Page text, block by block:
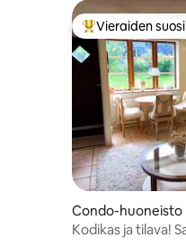
Vieraiden
Vieraiden
Condo-huoneisto
Kodikas ja tilava!